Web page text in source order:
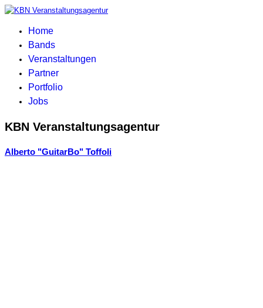
Home
Bands
Veranstaltungen
Partner
Portfolio
Jobs
KBN Veranstaltungsagentur
Alberto "GuitarBo" Toffoli